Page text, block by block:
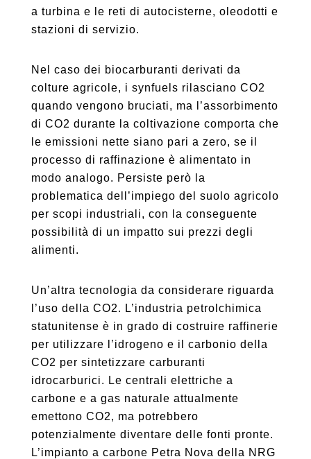
a turbina e le reti di autocisterne, oleodotti e
stazioni di servizio.
Nel caso dei biocarburanti derivati da
colture agricole, i synfuels rilasciano CO2
quando vengono bruciati, ma l’assorbimento
di CO2 durante la coltivazione comporta che
le emissioni nette siano pari a zero, se il
processo di raffinazione è alimentato in
modo analogo. Persiste però la
problematica dell’impiego del suolo agricolo
per scopi industriali, con la conseguente
possibilità di un impatto sui prezzi degli
alimenti.
Un’altra tecnologia da considerare riguarda
l’uso della CO2. L’industria petrolchimica
statunitense è in grado di costruire raffinerie
per utilizzare l’idrogeno e il carbonio della
CO2 per sintetizzare carburanti
idrocarburici. Le centrali elettriche a
carbone e a gas naturale attualmente
emettono CO2, ma potrebbero
potenzialmente diventare delle fonti pronte.
L’impianto a carbone Petra Nova della NRG